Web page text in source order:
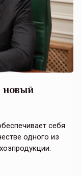
новый
себя
одного из